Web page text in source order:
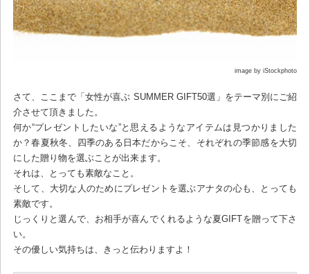
image by iStockphoto
さて、ここまで「女性が喜ぶ SUMMER GIFT50選」をテーマ別にご紹
介させて頂きました。
何か“プレゼントしたいな”と思えるようなアイテムは見つかりました
か？春夏秋冬、四季のある日本だからこそ、それぞれの季節感を大切
にした贈り物を選ぶことが出来ます。
それは、とっても素敵なこと。
そして、大切な人のためにプレゼントを選ぶアナタの心も、とっても
素敵です。
じっくりと選んで、お相手が喜んでくれるような夏GIFTを贈って下さ
い。
その優しい気持ちは、きっと伝わりますよ！